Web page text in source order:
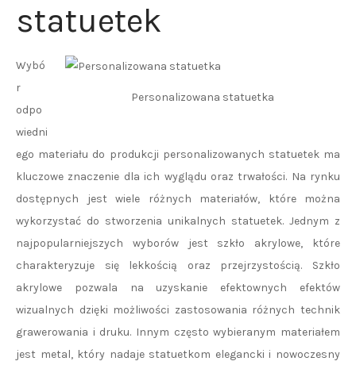
statuetek
Personalizowana statuetka
Wybó
r
odpo
wiedni
ego materiału do produkcji personalizowanych statuetek ma
kluczowe znaczenie dla ich wyglądu oraz trwałości. Na rynku
dostępnych jest wiele różnych materiałów, które można
wykorzystać do stworzenia unikalnych statuetek. Jednym z
najpopularniejszych wyborów jest szkło akrylowe, które
charakteryzuje się lekkością oraz przejrzystością. Szkło
akrylowe pozwala na uzyskanie efektownych efektów
wizualnych dzięki możliwości zastosowania różnych technik
grawerowania i druku. Innym często wybieranym materiałem
jest metal, który nadaje statuetkom elegancki i nowoczesny